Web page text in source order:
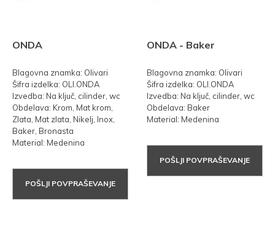
ONDA
Blagovna znamka: Olivari
Šifra izdelka: OLI.ONDA
Izvedba: Na ključ, cilinder, wc
Obdelava: Krom, Mat krom,
Zlata, Mat zlata, Nikelj, Inox,
Baker, Bronasta
Material: Medenina
POŠLJI POVPRAŠEVANJE
ONDA - Baker
Blagovna znamka: Olivari
Šifra izdelka: OLI.ONDA
Izvedba: Na ključ, cilinder, wc
Obdelava: Baker
Material: Medenina
POŠLJI POVPRAŠEVANJE